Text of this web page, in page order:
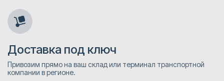
Доставка под ключ
Привозим прямо на ваш склад или терминал транспортной
компании в регионе.